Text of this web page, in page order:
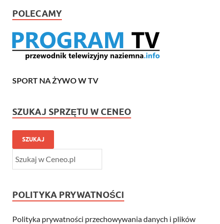
POLECAMY
SPORT NA ŻYWO W TV
SZUKAJ SPRZĘTU W CENEO
SZUKAJ
POLITYKA PRYWATNOŚCI
Polityka prywatności przechowywania danych i plików